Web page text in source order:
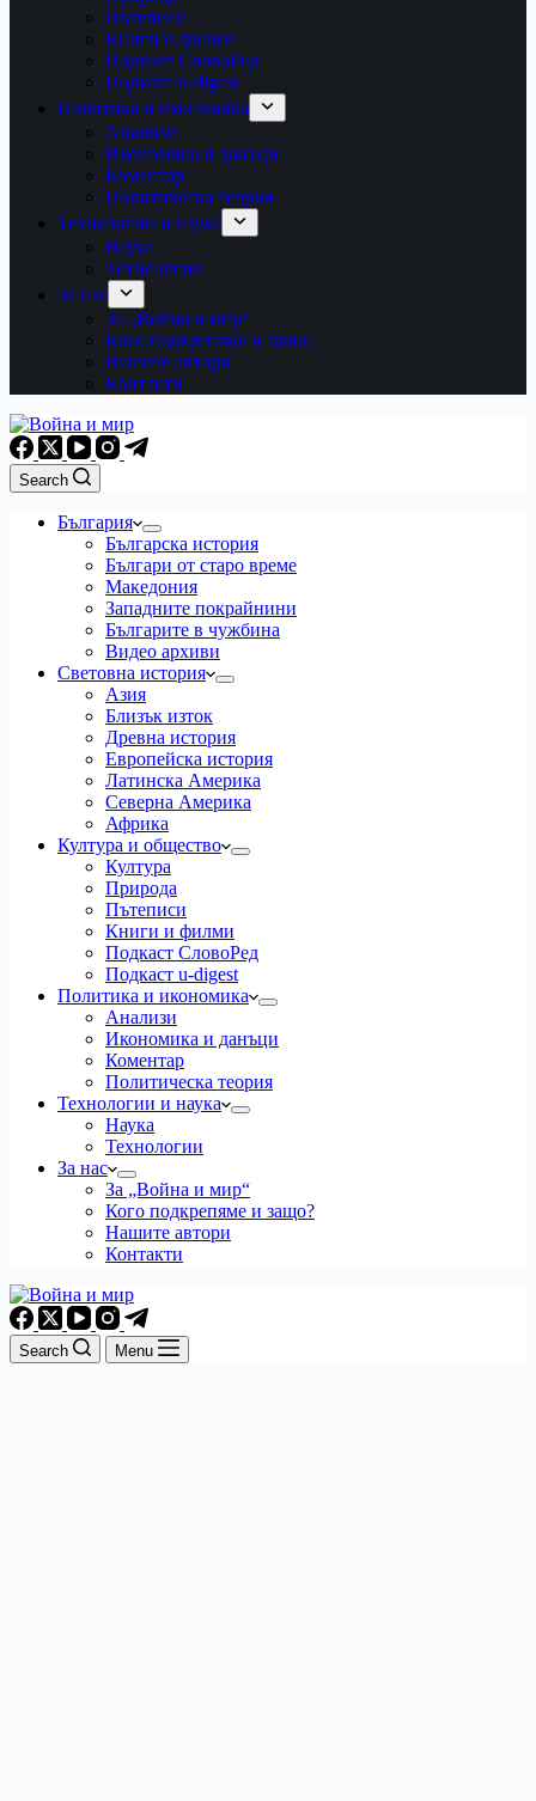
Пътеписи
Книги и филми
Подкаст СловоРед
Подкаст u-digest
Политика и икономика
Анализи
Икономика и данъци
Коментар
Политическа теория
Технологии и наука
Наука
Технологии
За нас
За „Война и мир“
Кого подкрепяме и защо?
Нашите автори
Контакти
Search
България
Българска история
Българи от старо време
Македония
Западните покрайнини
Българите в чужбина
Видео архиви
Световна история
Азия
Близък изток
Древна история
Европейска история
Латинска Америка
Северна Америка
Африка
Култура и общество
Култура
Природа
Пътеписи
Книги и филми
Подкаст СловоРед
Подкаст u-digest
Политика и икономика
Анализи
Икономика и данъци
Коментар
Политическа теория
Технологии и наука
Наука
Технологии
За нас
За „Война и мир“
Кого подкрепяме и защо?
Нашите автори
Контакти
Search Menu